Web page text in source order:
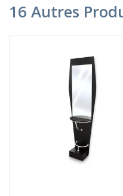
16 Autres